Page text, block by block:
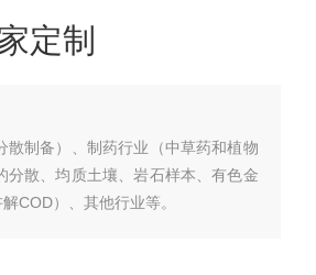
定制
制备）、制药行业（中草药和植物
分散、均质土壤、岩石样本、有色金
COD）、其他行业等。